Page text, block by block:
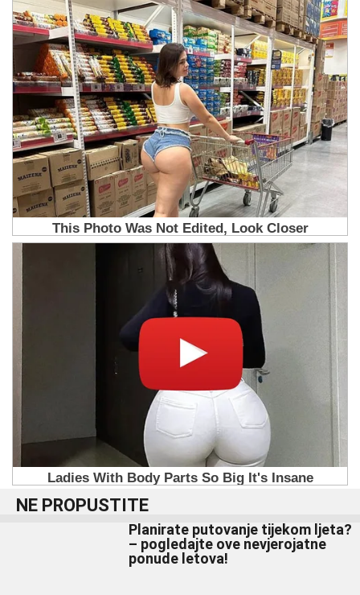
NE PROPUSTITE
Planirate putovanje tijekom ljeta?
– pogledajte ove nevjerojatne
ponude letova!